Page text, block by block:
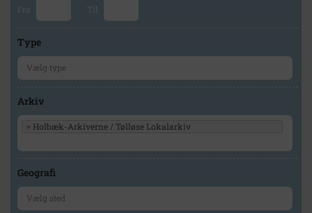
Fra Til
Type
Arkiv
× Holbæk-Arkiverne / Tølløse Lokalarkiv
Geografi